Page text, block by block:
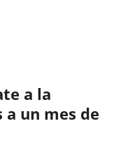
a la
un mes de